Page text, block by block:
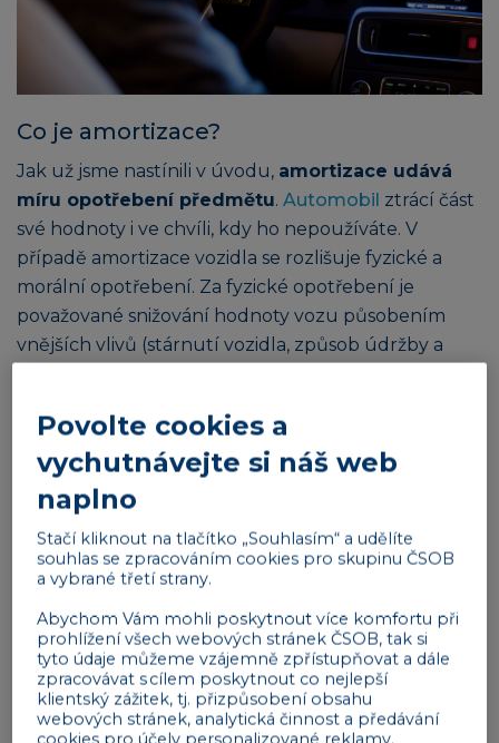
Co je amortizace?
Jak už jsme nastínili v úvodu, amortizace udává
míru opotřebení předmětu. Automobil ztrácí část
své hodnoty i ve chvíli, kdy ho nepoužíváte. V
případě amortizace vozidla se rozlišuje fyzické a
morální opotřebení. Za fyzické opotřebení je
považované snižování hodnoty vozu působením
vnějších vlivů (stárnutí vozidla, způsob údržby a
odvětví.
Co ovlivňuje amortizaci automobilu?
Amortizace vozidla
ať se jedná o značku, typ a pohon automobilu,
výbavu a formu užívání, počet najetých kilometrů,
Jak amortizace vozidel funguje?
Ze statistik vychází, žehodnota vozidla v průměru
klesne zhruba o 11 % ve chvíli, kdy vůz opustí
Povolte cookies a
vychutnávejte si náš web
naplno
Stačí kliknout na tlačítko „Souhlasím“ a udělíte
souhlas se zpracováním cookies pro skupinu ČSOB
a vybrané třetí strany.
Abychom Vám mohli poskytnout více komfortu při
prohlížení všech webových stránek ČSOB, tak si
tyto údaje můžeme vzájemně zpřístupňovat a dále
zpracovávat s cílem poskytnout co nejlepší
klientský zážitek, tj. přizpůsobení obsahu
webových stránek, analytická činnost a předávání
cookies pro účely personalizované reklamy.